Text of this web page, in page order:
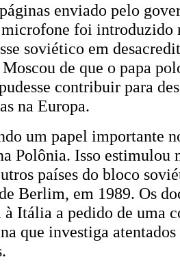
enviado pelo
foi introduzido
soviético em
de que o papa
contribuir para
na Europa.
um papel importante
Polônia. Isso estimulou
países do bloco
Berlim, em 1989. Os
à Itália a pedido de uma
que investiga